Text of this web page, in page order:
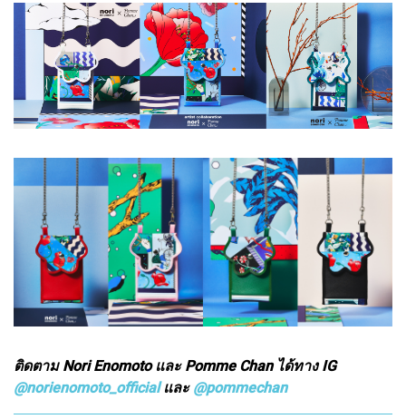
ติดตาม Nori Enomoto และ Pomme Chan ได้ทาง IG
@norienomoto_officialและ @pommechan